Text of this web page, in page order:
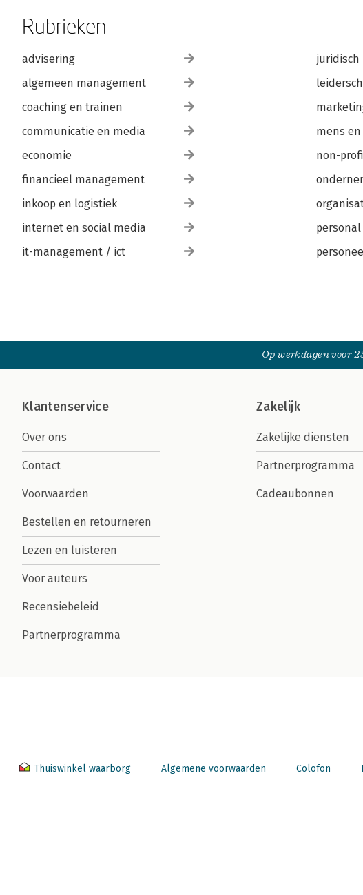
Rubrieken
advisering
algemeen management
coaching en trainen
communicatie en media
economie
financieel management
inkoop en logistiek
internet en social media
it-management / ict
juridisch
mens
non-
Op werkdagen voor
Klantenservice
Over ons
Contact
Voorwaarden
Bestellen en retourneren
Lezen en luisteren
Voor auteurs
Recensiebeleid
Partnerprogramma
Zakelijk
Zakelijke diensten
Partnerprogramma
Cadeaubonnen
Thuiswinkel waarborg Algemene voorwaarden Colofon